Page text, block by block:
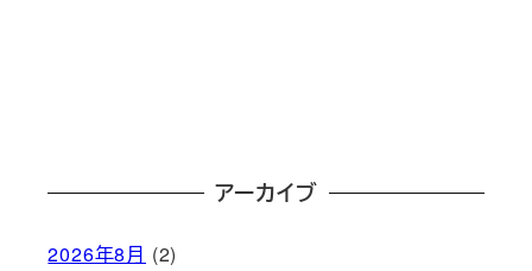
アーカイブ
2026年8月 (2)